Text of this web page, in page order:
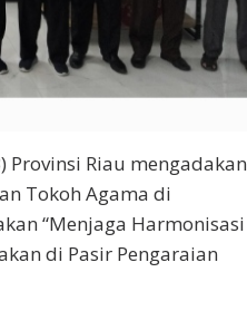
Provinsi Riau mengadakan
Tokoh Agama di
“Menjaga Harmonisasi
di Pasir Pengaraian